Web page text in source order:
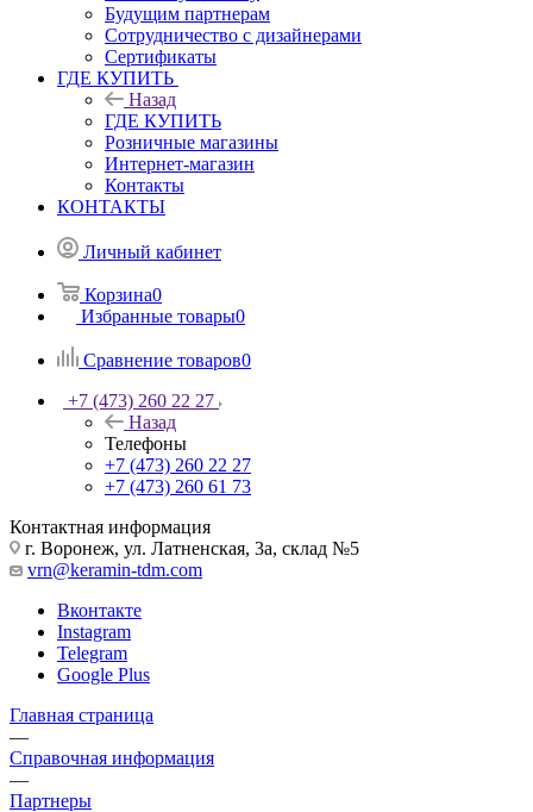
Будущим партнерам
Сотрудничество с дизайнерами
Сертификаты
ГДЕ КУПИТЬ
Назад
ГДЕ КУПИТЬ
Розничные магазины
Интернет-магазин
Контакты
КОНТАКТЫ
Личный кабинет
Корзина0
Избранные товары0
Сравнение товаров0
+7 (473) 260 22 27
Назад
Телефоны
+7 (473) 260 22 27
+7 (473) 260 61 73
Контактная информация
г. Воронеж, ул. Латненская, 3а, склад №5
vrn@keramin-tdm.com
Вконтакте
Instagram
Telegram
Google Plus
Главная страница
—
Справочная информация
—
Партнеры